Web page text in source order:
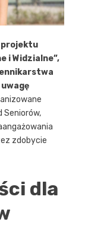
projektu
i Widzialne”,
Seniorów,
zdobycie
dla